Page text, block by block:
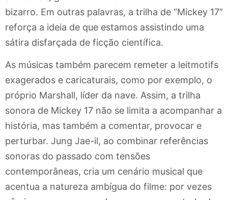
bizarro. Em outras palavras, a trilha de “Mickey 17”
reforça a ideia de que estamos assistindo uma
sátira disfarçada de ficção científica.
As músicas também parecem remeter a leitmotifs
exagerados e caricaturais, como por exemplo, o
próprio Marshall, líder da nave. Assim, a trilha
sonora de Mickey 17 não se limita a acompanhar a
história, mas também a comentar, provocar e
perturbar. Jung Jae-il, ao combinar referências
sonoras do passado com tensões
contemporâneas, cria um cenário musical que
acentua a natureza ambígua do filme: por vezes